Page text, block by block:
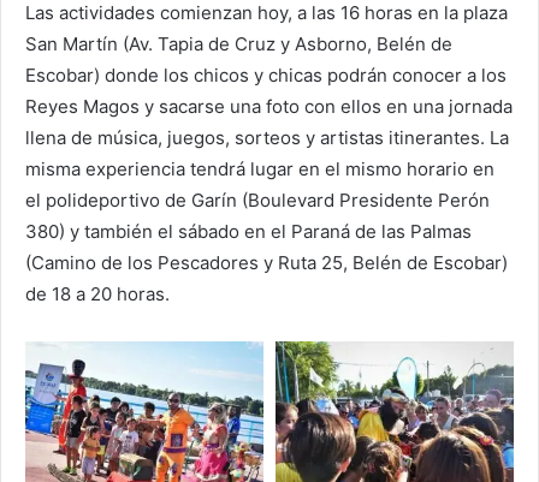
Las actividades comienzan hoy, a las 16 horas en la plaza
San Martín (Av. Tapia de Cruz y Asborno, Belén de
Escobar) donde los chicos y chicas podrán conocer a los
Reyes Magos y sacarse una foto con ellos en una jornada
llena de música, juegos, sorteos y artistas itinerantes. La
misma experiencia tendrá lugar en el mismo horario en
el polideportivo de Garín (Boulevard Presidente Perón
380) y también el sábado en el Paraná de las Palmas
(Camino de los Pescadores y Ruta 25, Belén de Escobar)
de 18 a 20 horas.